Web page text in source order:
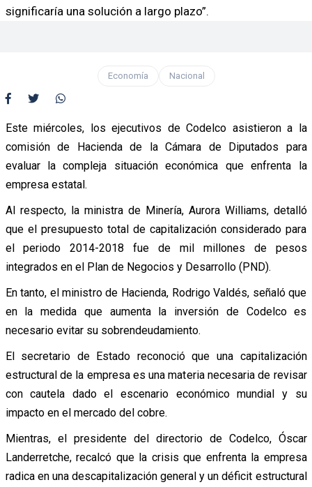
significaría una solución a largo plazo”.
Economía Nacional
Este miércoles, los ejecutivos de Codelco asistieron a la
comisión de Hacienda de la Cámara de Diputados para
evaluar la compleja situación económica que enfrenta la
empresa estatal.
Al respecto, la ministra de Minería, Aurora Williams, detalló
que el presupuesto total de capitalización considerado para
el periodo 2014-2018 fue de mil millones de pesos
integrados en el Plan de Negocios y Desarrollo (PND).
En tanto, el ministro de Hacienda, Rodrigo Valdés, señaló que
en la medida que aumenta la inversión de Codelco es
necesario evitar su sobrendeudamiento.
El secretario de Estado reconoció que una capitalización
estructural de la empresa es una materia necesaria de revisar
con cautela dado el escenario económico mundial y su
impacto en el mercado del cobre.
Mientras, el presidente del directorio de Codelco, Óscar
Landerretche, recalcó que la crisis que enfrenta la empresa
radica en una descapitalización general y un déficit estructural